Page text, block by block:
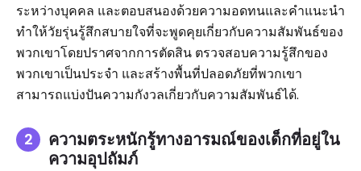
ระหว่างบุคคล และตอบสนองด้วยความอดทนและคำแนะนำ
ทำให้วัยรุ่นรู้สึกสบายใจที่จะพูดคุยเกี่ยวกับความสัมพันธ์ของ
พวกเขาโดยปราศจากการตัดสิน ตรวจสอบความรู้สึกของ
พวกเขาเป็นประจำ และสร้างพื้นที่ปลอดภัยที่พวกเขา
สามารถแบ่งปันความกังวลเกี่ยวกับความสัมพันธ์ได้.
ความตระหนักรู้ทางอารมณ์ของเด็กที่อยู่ใน
ความอุปถัมภ์